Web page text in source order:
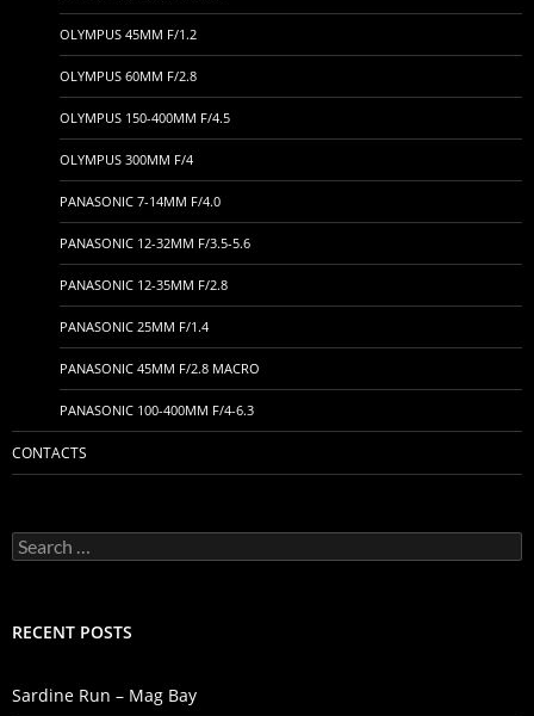
OLYMPUS 45MM F/1.2
OLYMPUS 60MM F/2.8
OLYMPUS 150-400MM F/4.5
OLYMPUS 300MM F/4
PANASONIC 7-14MM F/4.0
PANASONIC 12-32MM F/3.5-5.6
PANASONIC 12-35MM F/2.8
PANASONIC 25MM F/1.4
PANASONIC 45MM F/2.8 MACRO
PANASONIC 100-400MM F/4-6.3
CONTACTS
Search
for:
RECENT POSTS
Sardine Run – Mag Bay